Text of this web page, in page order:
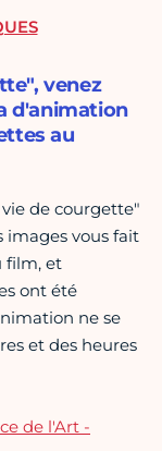
venez
d'animation
au
de courgette"
images vous fait
film, et
ont été
ne se
et des heures
de l'Art -